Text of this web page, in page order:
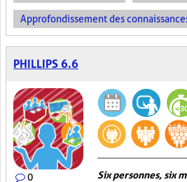
Approfondissement des
PHILLIPS 6.6
0 Six personnes, six